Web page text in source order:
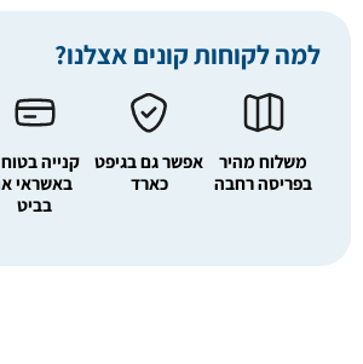
למה לקוחות קונים אצלנו?
משלוח מהיר
בפריסה רחבה
אפשר גם בגיפט
כארד
קנייה בטוחה
באשראי או
בביט